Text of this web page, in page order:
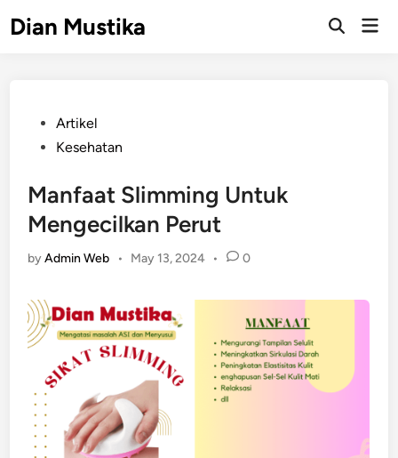
toDian Mustika
Open
PostedArtikel
Kesehatan
Manfaat Slimming Untuk
Mengecilkan Perut
byAdmin Web • May 13, 2024 • 0